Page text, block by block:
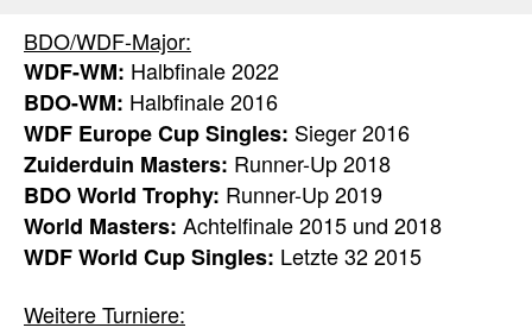
BDO/WDF-Major:
WDF-WM: Halbfinale 2022
BDO-WM: Halbfinale 2016
WDF Europe Cup Singles: Sieger 2016
Zuiderduin Masters: Runner-Up 2018
BDO World Trophy: Runner-Up 2019
World Masters: Achtelfinale 2015 und 2018
WDF World Cup Singles: Letzte 32 2015
Weitere Turniere: